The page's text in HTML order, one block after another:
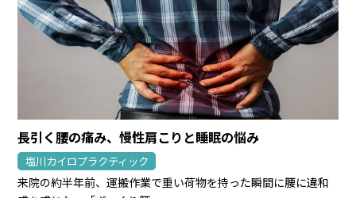
長引く腰の痛み、慢性肩こりと睡眠の悩み
塩川カイロプラクティック
来院の約半年前、運搬作業で重い荷物を持った瞬間に腰に違和